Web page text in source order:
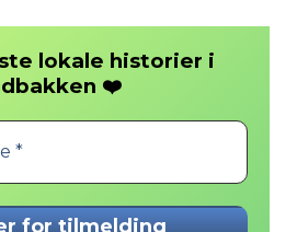
lokale historier i
❤️